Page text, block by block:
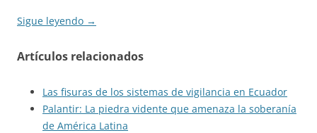
Sigue leyendo →
Artículos relacionados
Las fisuras de los sistemas de vigilancia en Ecuador
Palantir: La piedra vidente que amenaza la soberanía
de América Latina